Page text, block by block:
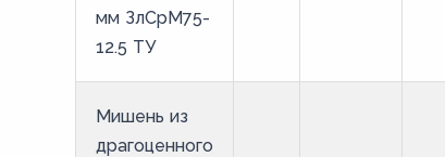
мм ЗлСрМ75-
12.5 ТУ
Мишень из
драгоценного